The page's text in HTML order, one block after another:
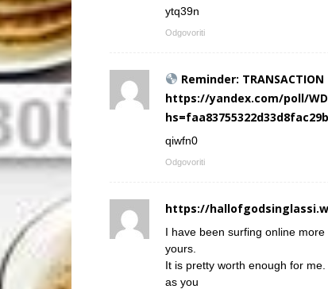
ytq39n
Odgovoriti
Reminder:
https://yandex.com/poll/
qiwfn0
Odgovoriti
https://
I have been surfing online
yours.
It is pretty worth enough for
as you